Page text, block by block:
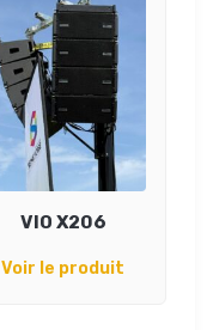
VIO X206
Voir le produit